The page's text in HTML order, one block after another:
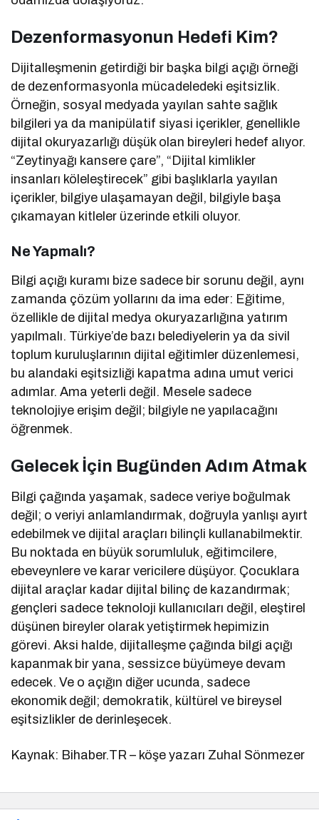
Dezenformasyonun Hedefi Kim?
Dijitalleşmenin getirdiği bir başka bilgi açığı örneği
de dezenformasyonla mücadeledeki eşitsizlik.
Örneğin, sosyal medyada yayılan sahte sağlık
bilgileri ya da manipülatif siyasi içerikler, genellikle
dijital okuryazarlığı düşük olan bireyleri hedef alıyor.
“Zeytinyağı kansere çare”, “Dijital kimlikler
insanları köleleştirecek” gibi başlıklarla yayılan
içerikler, bilgiye ulaşamayan değil, bilgiyle başa
çıkamayan kitleler üzerinde etkili oluyor.
Ne Yapmalı?
Bilgi açığı kuramı bize sadece bir sorunu değil, aynı
zamanda çözüm yollarını da ima eder: Eğitime,
özellikle de dijital medya okuryazarlığına yatırım
yapılmalı. Türkiye’de bazı belediyelerin ya da sivil
toplum kuruluşlarının dijital eğitimler düzenlemesi,
bu alandaki eşitsizliği kapatma adına umut verici
adımlar. Ama yeterli değil. Mesele sadece
teknolojiye erişim değil; bilgiyle ne yapılacağını
öğrenmek.
Gelecek İçin Bugünden Adım Atmak
Bilgi çağında yaşamak, sadece veriye boğulmak
değil; o veriyi anlamlandırmak, doğruyla yanlışı ayırt
edebilmek ve dijital araçları bilinçli kullanabilmektir.
Bu noktada en büyük sorumluluk, eğitimcilere,
ebeveynlere ve karar vericilere düşüyor. Çocuklara
dijital araçlar kadar dijital bilinç de kazandırmak;
gençleri sadece teknoloji kullanıcıları değil, eleştirel
düşünen bireyler olarak yetiştirmek hepimizin
görevi. Aksi halde, dijitalleşme çağında bilgi açığı
kapanmak bir yana, sessizce büyümeye devam
edecek. Ve o açığın diğer ucunda, sadece
ekonomik değil; demokratik, kültürel ve bireysel
eşitsizlikler de derinleşecek.
Kaynak: Bihaber.TR – köşe yazarı Zuhal Sönmezer